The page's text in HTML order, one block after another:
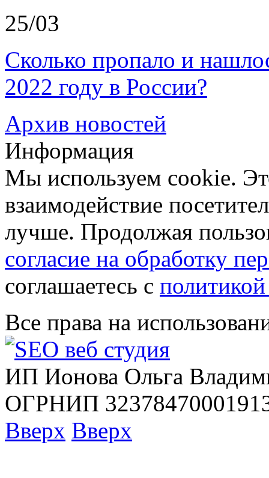
25/03
Сколько пропало и
2022 году в России?
Архив новостей
Информация
Мы используем cookie.
взаимодействие
лучше. Продолжая
согласие на обработку
соглашаетесь с
Все права на
ИП Ионова Ольга
ОГРНИП
Вверх Вверх